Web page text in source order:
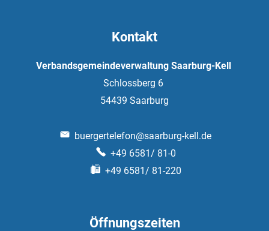
Kontakt
Verbandsgemeindeverwaltung Saarburg-Kell
Schlossberg 6
54439 Saarburg
buergertelefon@saarburg-kell.de
+49 6581/ 81-0
+49 6581/ 81-220
Öffnungszeiten